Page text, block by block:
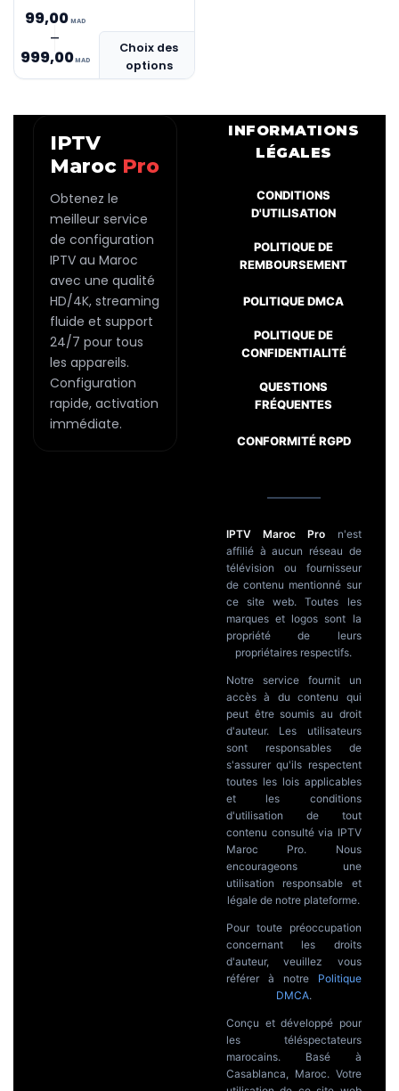
contenu
99,00
–
999,00
Plage
de
à
MAD 999,00
Choix des
options
produit
a
options
peuvent
choisies
produit
IPTV
Maroc Pro
Obtenez le
meilleur service
de configuration
IPTV au Maroc
avec une qualité
HD/4K, streaming
fluide et support
24/7 pour tous
les appareils.
Configuration
rapide, activation
immédiate.
INFORMATIONS
LÉGALES
CONDITIONS
D'UTILISATION
POLITIQUE DE
REMBOURSEMENT
POLITIQUE DMCA
POLITIQUE DE
CONFIDENTIALITÉ
QUESTIONS
FRÉQUENTES
CONFORMITÉ RGPD
IPTV Maroc Pro n'est
affilié à aucun réseau de
télévision ou fournisseur
de contenu mentionné sur
ce site web. Toutes les
marques et logos sont la
propriété de leurs
propriétaires respectifs.
Notre service fournit un
accès à du contenu qui
peut être soumis au droit
d'auteur. Les utilisateurs
sont responsables de
s'assurer qu'ils respectent
toutes les lois applicables
et les conditions
d'utilisation de tout
contenu consulté via IPTV
Maroc Pro. Nous
encourageons une
utilisation responsable et
légale de notre plateforme.
Pour toute préoccupation
concernant les droits
d'auteur, veuillez vous
référer à notre Politique
DMCA.
Conçu et développé pour
les téléspectateurs
marocains. Basé à
Casablanca, Maroc. Votre